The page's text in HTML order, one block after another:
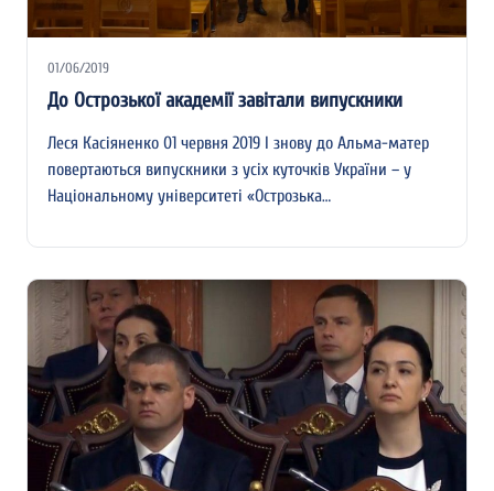
01/06/2019
До Острозької академії завітали випускники
Леся Касіяненко 01 червня 2019 І знову до Альма-матер
повертаються випускники з усіх куточків України – у
Національному університеті «Острозька…